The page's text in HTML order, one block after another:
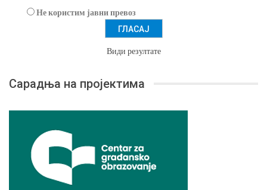
Не користим јавни превоз
Види резултате
Сарадња на пројектима